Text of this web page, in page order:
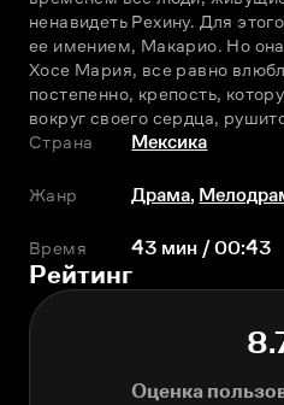
ненавидеть Рехину. Для
ее имением, Макарио. Но она
Хосе Мария, все равно
постепенно, крепость,
вокруг своего сердца,
Страна
Мексика
Жанр Драма,
Время 43 мин / 00:43
Рейтинг
Оценка